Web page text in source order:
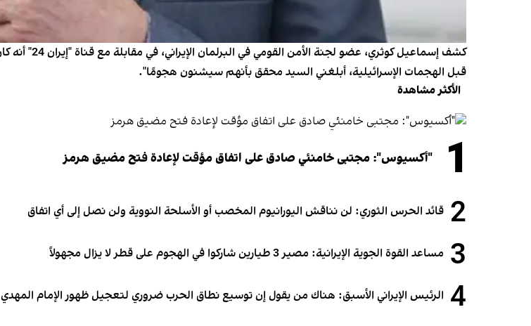
قبل الهجمات الإسرائيلية، أبلغني السيد محقق بأنهم سيشنون هجومًا".
الأكثر مشاهدة
1 "أكسيوس": مجتبى خامنئي صادق على اتفاق مؤقت لإعادة فتح مضيق هرمز
2 قائد الحرس الثوري: لن نناقش اليورانيوم المخصب أو الأسلحة النووية ولن نصل إلى أي اتفاق
3 مساعد القوة الجوية الإيرانية: مصير 3 طيارين شاركوا في الهجوم على قطر لا يزال مجهولاً
4 الرئيس الإيراني الأسبق: هناك من يقول إن توسيع نطاق الحرب ضروري لتعجيل ظهور الإمام المهدي